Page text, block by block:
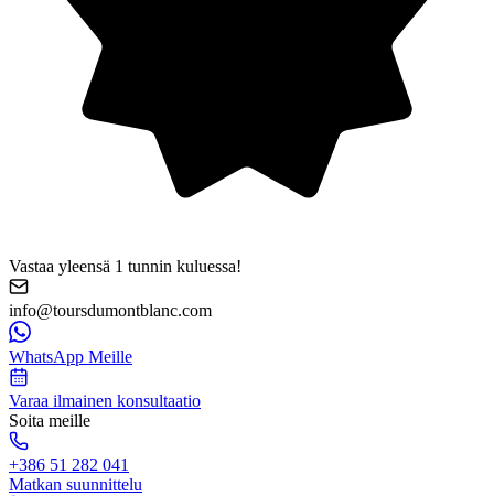
Vastaa yleensä 1 tunnin kuluessa!
info@toursdumontblanc.com
WhatsApp Meille
Varaa ilmainen konsultaatio
Soita meille
+386 51 282 041
Matkan suunnittelu